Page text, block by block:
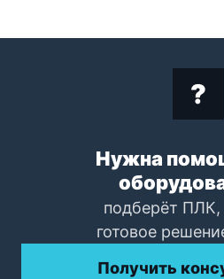
Нужна
подберёт ПЛК,
готовое
Получить